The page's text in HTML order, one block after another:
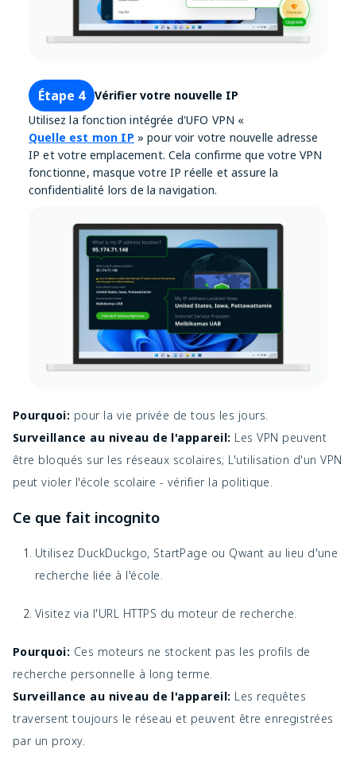
Étape 4
Vérifier votre nouvelle IP
Utilisez la fonction intégrée d'UFO VPN «
Quelle est mon IP » pour voir votre nouvelle adresse
IP et votre emplacement. Cela confirme que votre VPN
fonctionne, masque votre IP réelle et assure la
confidentialité lors de la navigation.
Pourquoi: pour la vie privée de tous les jours.
Surveillance au niveau de l'appareil: Les VPN peuvent
être bloqués sur les réseaux scolaires; L'utilisation d'un VPN
peut violer l'école scolaire - vérifier la politique.
Ce que fait incognito
Utilisez DuckDuckgo, StartPage ou Qwant au lieu d'une
recherche liée à l'école.
Visitez via l'URL HTTPS du moteur de recherche.
Pourquoi: Ces moteurs ne stockent pas les profils de
recherche personnelle à long terme.
Surveillance au niveau de l'appareil: Les requêtes
traversent toujours le réseau et peuvent être enregistrées
par un proxy.